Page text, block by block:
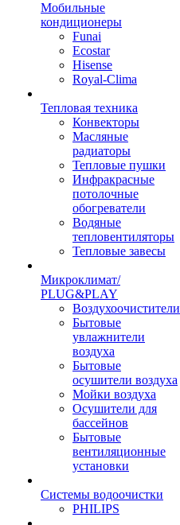
Мобильные
кондиционеры
Funai
Ecostar
Hisense
Royal-Clima
Тепловая техника
Конвекторы
Масляные
радиаторы
Тепловые пушки
Инфракрасные
потолочные
обогреватели
Водяные
тепловентиляторы
Тепловые завесы
Микроклимат/
PLUG&PLAY
Воздухоочистители
Бытовые
увлажнители
воздуха
Бытовые
осушители воздуха
Мойки воздуха
Осушители для
бассейнов
Бытовые
вентиляционные
установки
Системы водоочистки
PHILIPS